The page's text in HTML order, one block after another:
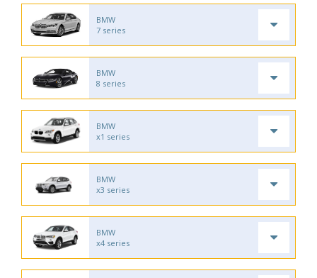
BMW
7 series
BMW
8 series
BMW
x1 series
BMW
x3 series
BMW
x4 series